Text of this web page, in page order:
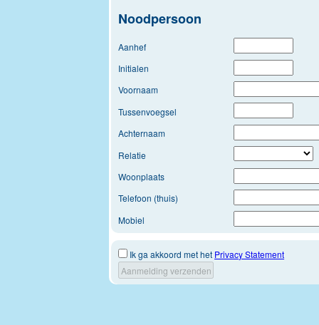
Noodpersoon
Aanhef
Initialen
Voornaam
Tussenvoegsel
Achternaam
Relatie
Woonplaats
Telefoon (thuis)
Mobiel
Ik ga akkoord met het Privacy Statement